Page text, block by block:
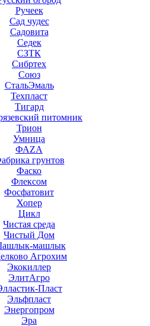
Ручеек
Сад чудес
Садовита
Седек
СЗТК
Сибртех
Союз
СтальЭмаль
Техпласт
Тигард
питомник
Трион
Умница
ФАZА
грунтов
Фаско
Флексом
Фосфатовит
Хопер
Цикл
Чистая среда
Чистый Дом
машлык
Агрохим
Экокиллер
ЭлитАгро
Пласт
Эльфпласт
Энергопром
Эра